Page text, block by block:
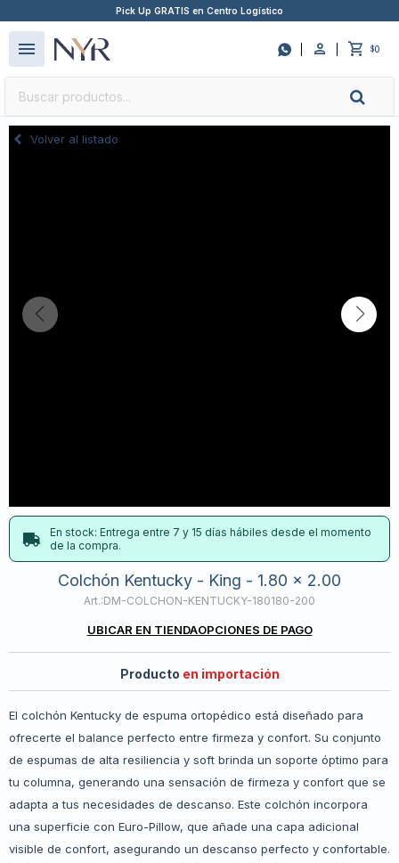
Pick Up GRATIS en Centro Logístico
 $0
menu
Volver al listado
En stock: Entrega entre 7 y 15 días hábiles desde el momento
de la compra.
Colchón Kentucky - King - 1.80 x 2.00
DM-COLCHON-KENTUCKY-180180-200
UBICAR EN TIENDAOPCIONES DE PAGO
Producto en importación
El colchón Kentucky de espuma ortopédico está diseñado para
ofrecerte el balance perfecto entre firmeza y confort. Su conjunto
de espumas de alta resiliencia y soft brinda un soporte óptimo para
tu columna, generando una sensación de firmeza y confort que se
adapta a tus necesidades de descanso. Este colchón incorpora
una superficie con Euro-Pillow, que añade una capa adicional
visible de confort, asegurando un descanso perfecto y confortable.
close